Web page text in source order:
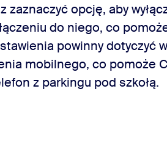
zaznaczyć opcję, aby
do niego, co
powinny dotyczyć
mobilnego, co pomoże
z parkingu pod szkołą.